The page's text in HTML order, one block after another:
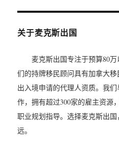
关于麦克斯出国
麦克斯出国专注于预算80
们的持牌移民顾问具有加拿大
出入境申请的代理人资质。我
作，拥有超过300家的雇主资源
职业规划指导。选择麦克斯出
远。